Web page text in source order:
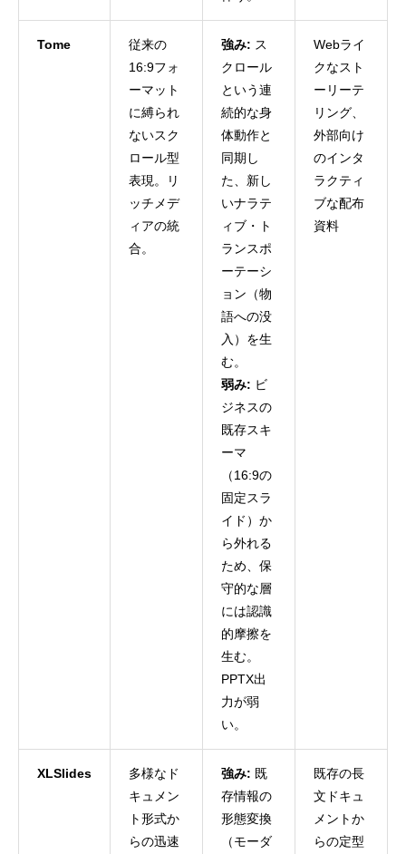
Tome
従来の
16:9フォ
ーマット
に縛られ
ないスク
ロール型
表現。リ
ッチメデ
ィアの統
合。
強み: ス
クロール
という連
続的な身
体動作と
同期し
た、新し
いナラテ
ィブ・ト
ランスポ
ーテーシ
ョン（物
語への没
入）を生
む。
弱み: ビ
ジネスの
既存スキ
ーマ
（16:9の
固定スラ
イド）か
ら外れる
ため、保
守的な層
には認識
的摩擦を
生む。
PPTX出
力が弱
い。
Webライ
クなスト
ーリーテ
リング、
外部向け
のインタ
ラクティ
ブな配布
資料
XLSlides
多様なド
キュメン
ト形式か
らの迅速
強み: 既
存情報の
形態変換
（モーダ
既存の長
文ドキュ
メントか
らの定型